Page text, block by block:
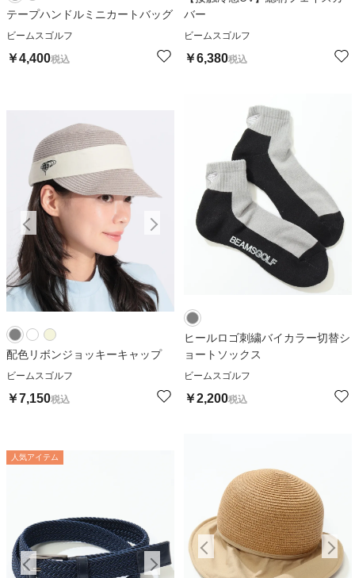
テープハンドルミニカートバッグ
ビームスゴルフ
￥4,400税込
バー
ビームスゴルフ
￥6,380税込
配色リボンジョッキーキャップ
ビームスゴルフ
￥7,150税込
ヒールロゴ刺繍バイカラー切替シ
ョートソックス
ビームスゴルフ
￥2,200税込
人気アイテム